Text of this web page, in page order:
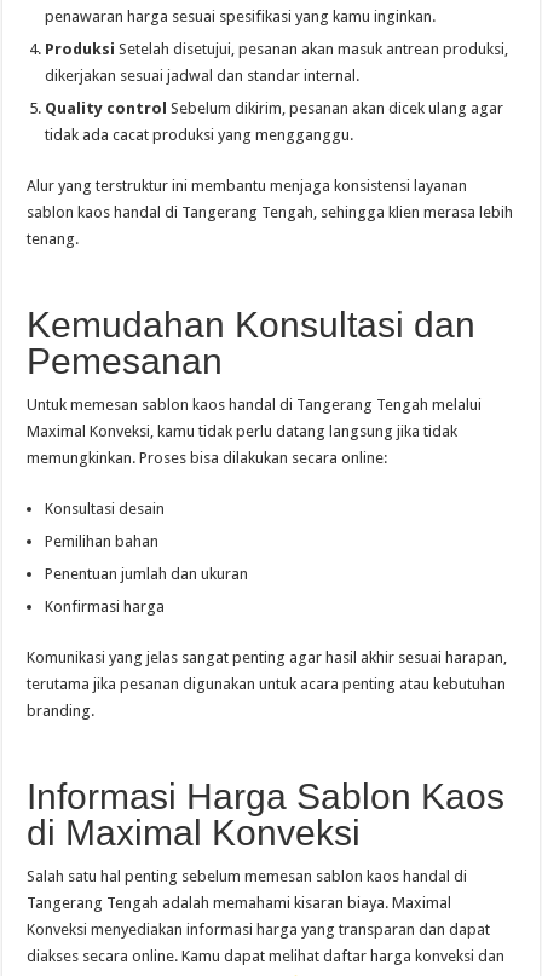
penawaran harga sesuai spesifikasi yang kamu inginkan.
Produksi Setelah disetujui, pesanan akan masuk antrean produksi,
dikerjakan sesuai jadwal dan standar internal.
Quality control Sebelum dikirim, pesanan akan dicek ulang agar
tidak ada cacat produksi yang mengganggu.
Alur yang terstruktur ini membantu menjaga konsistensi layanan
sablon kaos handal di Tangerang Tengah, sehingga klien merasa lebih
tenang.
Kemudahan Konsultasi dan
Pemesanan
Untuk memesan sablon kaos handal di Tangerang Tengah melalui
Maximal Konveksi, kamu tidak perlu datang langsung jika tidak
memungkinkan. Proses bisa dilakukan secara online:
Konsultasi desain
Pemilihan bahan
Penentuan jumlah dan ukuran
Konfirmasi harga
Komunikasi yang jelas sangat penting agar hasil akhir sesuai harapan,
terutama jika pesanan digunakan untuk acara penting atau kebutuhan
branding.
Informasi Harga Sablon Kaos
di Maximal Konveksi
Salah satu hal penting sebelum memesan sablon kaos handal di
Tangerang Tengah adalah memahami kisaran biaya. Maximal
Konveksi menyediakan informasi harga yang transparan dan dapat
diakses secara online. Kamu dapat melihat daftar harga konveksi dan